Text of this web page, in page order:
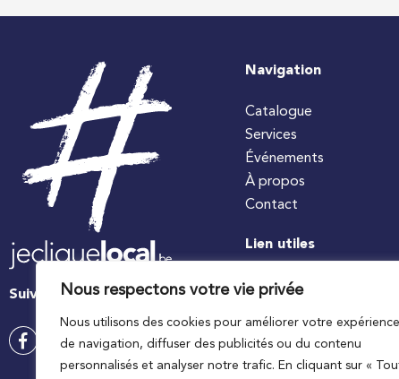
Nous respectons votre vie privée
Nous utilisons des cookies pour améliorer votre expérience
de navigation, diffuser des publicités ou du contenu
personnalisés et analyser notre trafic. En cliquant sur «
Suivez-nous
Navigation
Catalogue
Services
Événements
À propos
Contact
Lien utiles
#jecuisinelocal
Ministre wallon de